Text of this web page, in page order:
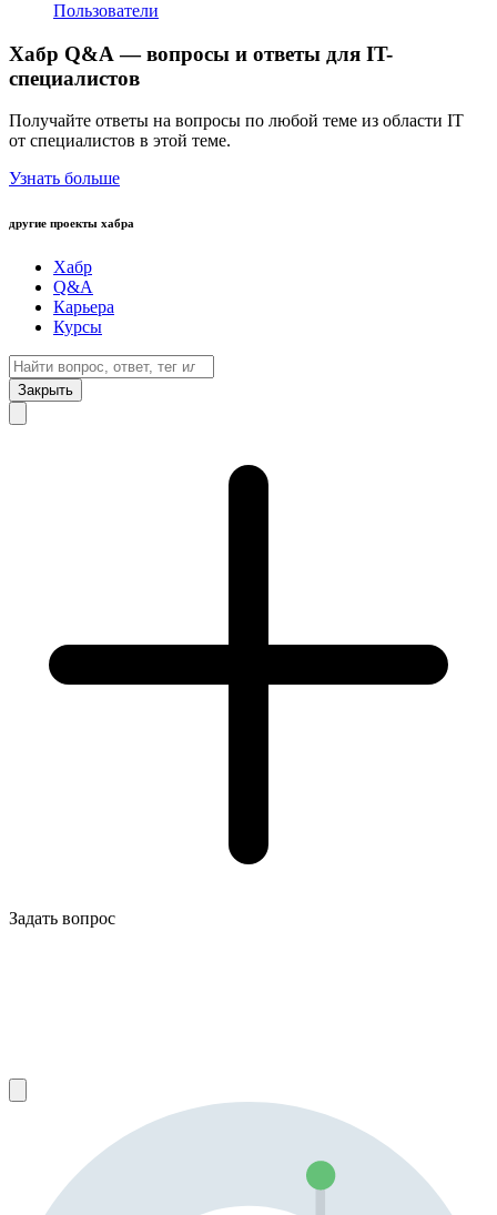
Пользователи
Хабр Q&A — вопросы и ответы для IT-
специалистов
Получайте ответы на вопросы по любой теме из области IT
от специалистов в этой теме.
Узнать больше
другие проекты хабра
Хабр
Q&A
Карьера
Курсы
Закрыть
Задать вопрос